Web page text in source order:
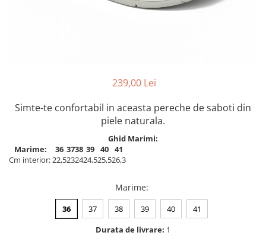
239,00 Lei
Simte-te confortabil in aceasta pereche de saboti din
piele naturala.
Ghid Marimi:
Marime:
36 3738 39 40 41
Cm interior:22,5232424,525,526,3
Marime:
36 37 38 39 40
41
Durata de livrare: 1